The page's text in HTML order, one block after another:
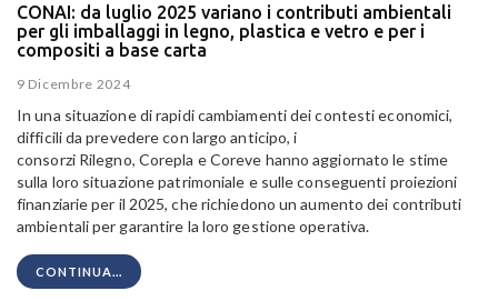
CONAI: da luglio 2025 variano i contributi ambientali
per gli imballaggi in legno, plastica e vetro e per i
compositi a base carta
9 Dicembre 2024
In una situazione di rapidi cambiamenti dei contesti economici,
difficili da prevedere con largo anticipo, i
consorzi Rilegno, Corepla eCoreve hanno aggiornato le stime
sulla loro situazione patrimoniale e sulle conseguenti proiezioni
finanziarie per il 2025, che richiedono un aumento dei contributi
ambientali per garantire la loro gestione operativa.
CONTINUA...